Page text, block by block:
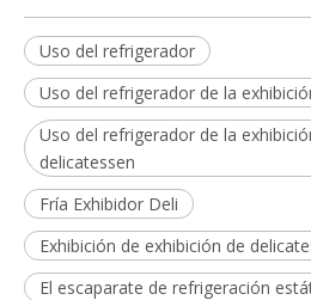
Uso del refrigerador
Uso del refrigerador de la
Uso del refrigerador de la
delicatessen
Fría Exhibidor Deli
Exhibición de exhibición de
El escaparate de refrigeración